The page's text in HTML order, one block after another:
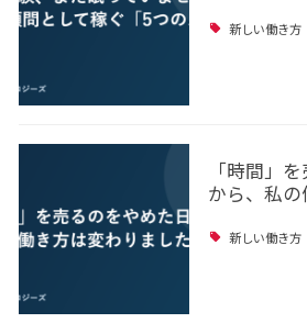
新しい働き方
「時間」
から、私
新しい働き方